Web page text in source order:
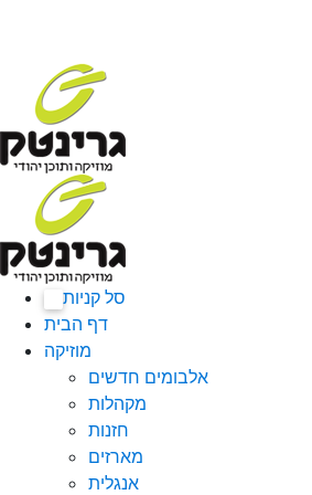
סל קניות
דף הבית
מוזיקה
אלבומים חדשים
מקהלות
חזנות
מארזים
אנגלית